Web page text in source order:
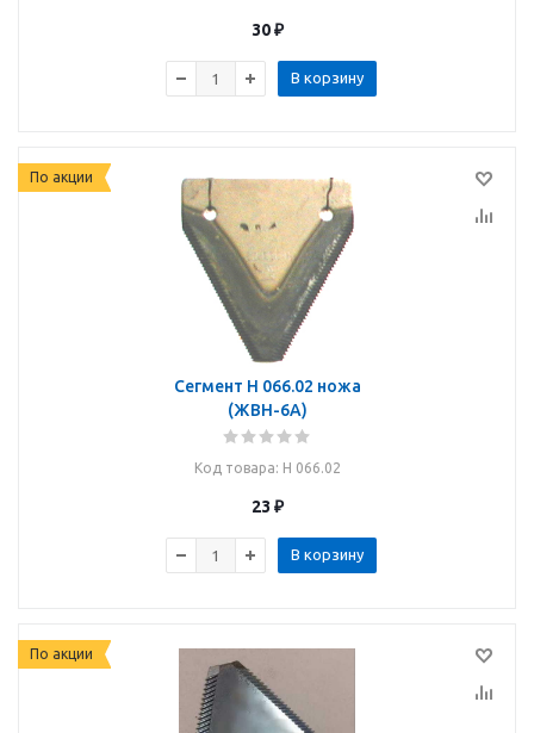
30₽
В корзину
По акции
Сегмент Н 066.02 ножа
(ЖВН-6А)
Код товара: Н 066.02
23 ₽
В корзину
По акции